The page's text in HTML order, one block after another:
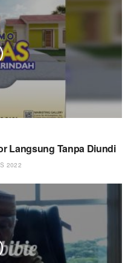
Langsung Tanpa Diundi
2022